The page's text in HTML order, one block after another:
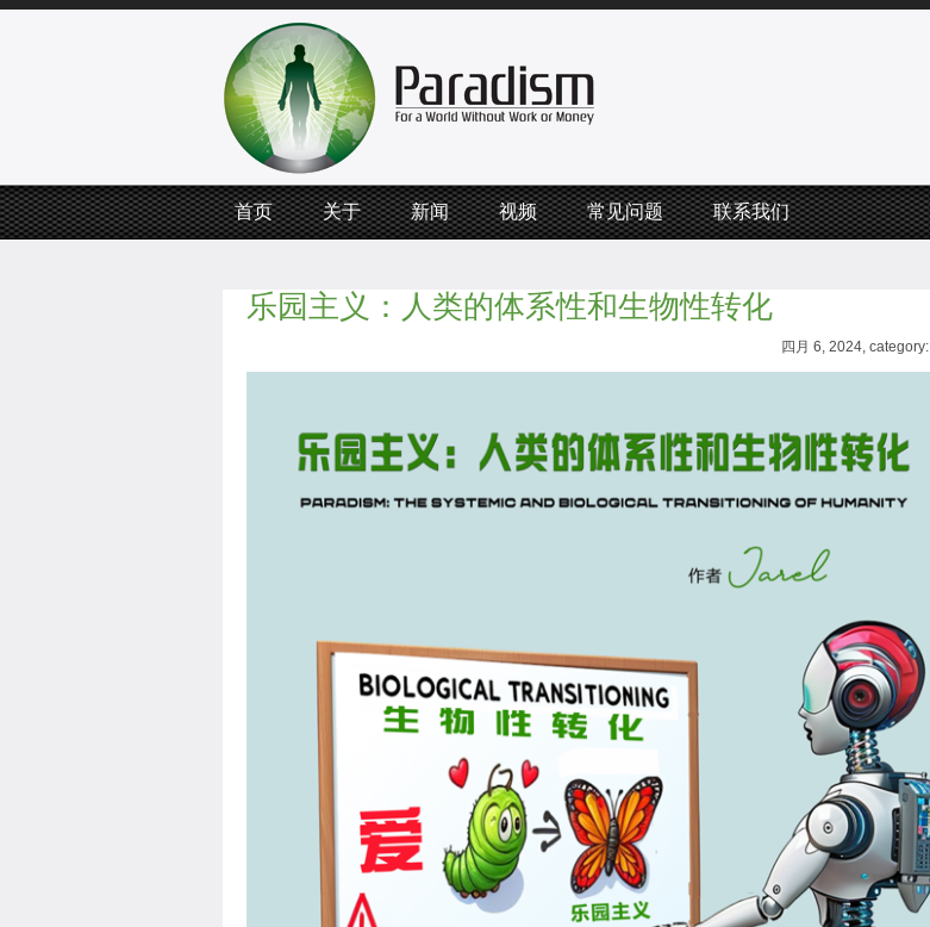
首页 关于 新闻 视频 常见问题 联系我们
乐园主义：人类的体系性和生物性转化
四月 6, 2024, category: